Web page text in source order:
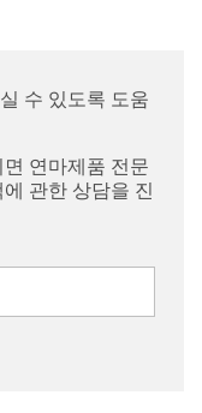
수 있도록 도움
연마제품 전문
관한 상담을 진